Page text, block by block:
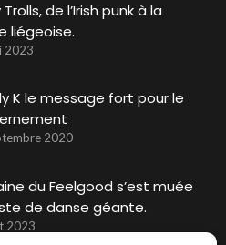
Trolls, de l’Irish punk à la
liégeoise.
2023
K le message fort pour le
2020
du Feelgood s’est muée
de danse géante.
2023